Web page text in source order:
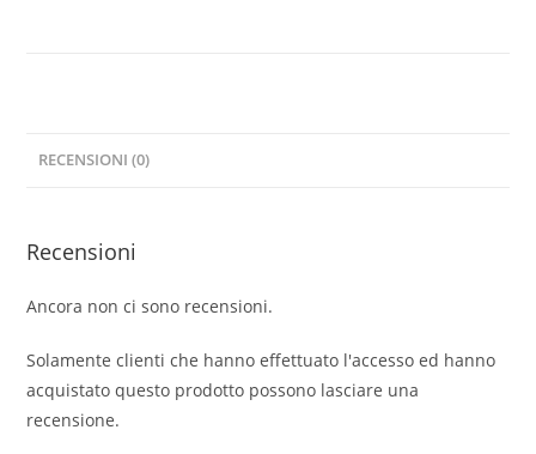
RECENSIONI (0)
Recensioni
Ancora non ci sono recensioni.
Solamente clienti che hanno effettuato l'accesso ed hanno
acquistato questo prodotto possono lasciare una
recensione.